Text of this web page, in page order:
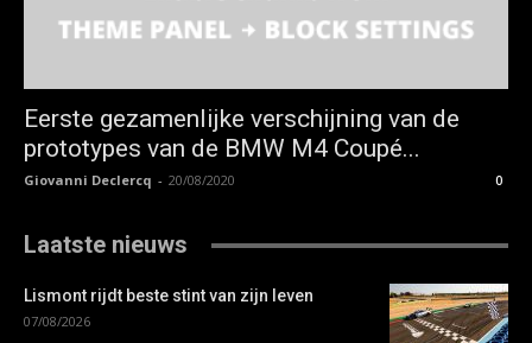
Eerste gezamenlijke verschijning van de
prototypes van de BMW M4 Coupé...
Giovanni Declercq - 20/08/2020 0
Laatste nieuws
Lismont rijdt beste stint van zijn leven
07/08/2026